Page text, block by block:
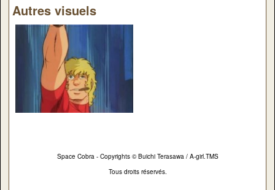
Autres visuels
Space Cobra - Copyrights © Buichi Terasawa / A-girl.TMS
Tous droits réservés.